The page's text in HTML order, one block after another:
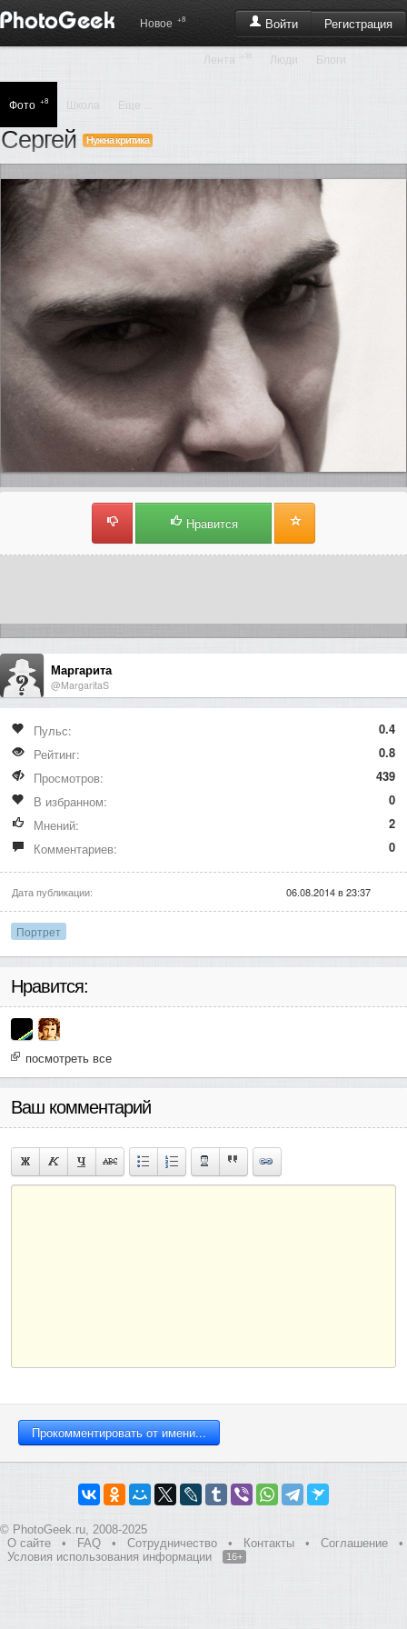
Войти Регистрация
Новое +8
Лента Люди Блоги
Фото +8 Школа Еще ...
Сергей Нужна критика
Нравится
Маргарита
@MargaritaS
Пульс:
0.4
Рейтинг:
0.8
Просмотров:
439
В избранном:
0
Мнений:
2
Комментариев:
0
Дата публикации: 06.08.2014 в 23:37
Портрет
Нравится:
посмотреть все
Ваш комментарий
© PhotoGeek.ru, 2008-2025
О сайте
• FAQ • Сотрудничество • Контакты • Соглашение
•
Условия использования информации
16+